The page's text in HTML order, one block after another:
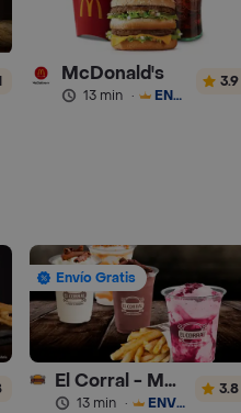
McDonald's
13 min · ENVÍO GRATIS
3.9
Envío Gratis
El Corral - Malteadas y Helados
13 min · ENVÍO GRATIS
3.8